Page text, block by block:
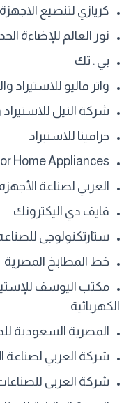
كريازي لتنصيع الاجهزة
نور العالم للإضاءة
بي . تك
واتر فاليو للاستيراد
شركة النيل للاستيراد
جرافينا للاستيراد
Home Appliances
العربي لصناعة الأجهزه
فايف دي اليكترونك
ستارتكنولوجى
خط المطابخ المصرية
مكتب اليوسف
الكهربائية
المصرية السعودية
شركة العربي لصناعة
شركة العربى